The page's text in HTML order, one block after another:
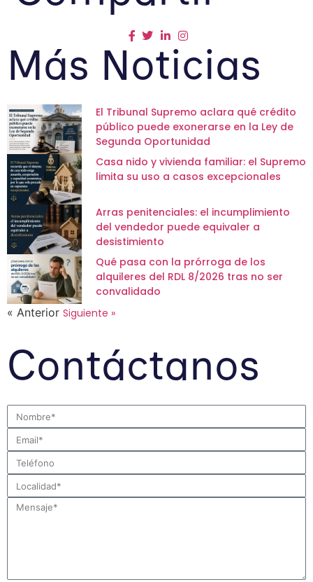
Más Noticias
El Tribunal Supremo aclara qué crédito
público puede exonerarse en la Ley de
Segunda Oportunidad
Casa nido y vivienda familiar: el Supremo
limita su uso a casos excepcionales
Arras penitenciales: el incumplimiento
del vendedor puede equivaler a
desistimiento
Qué pasa con la prórroga de los
alquileres del RDL 8/2026 tras no ser
convalidado
« Anterior Siguiente »
Contáctanos